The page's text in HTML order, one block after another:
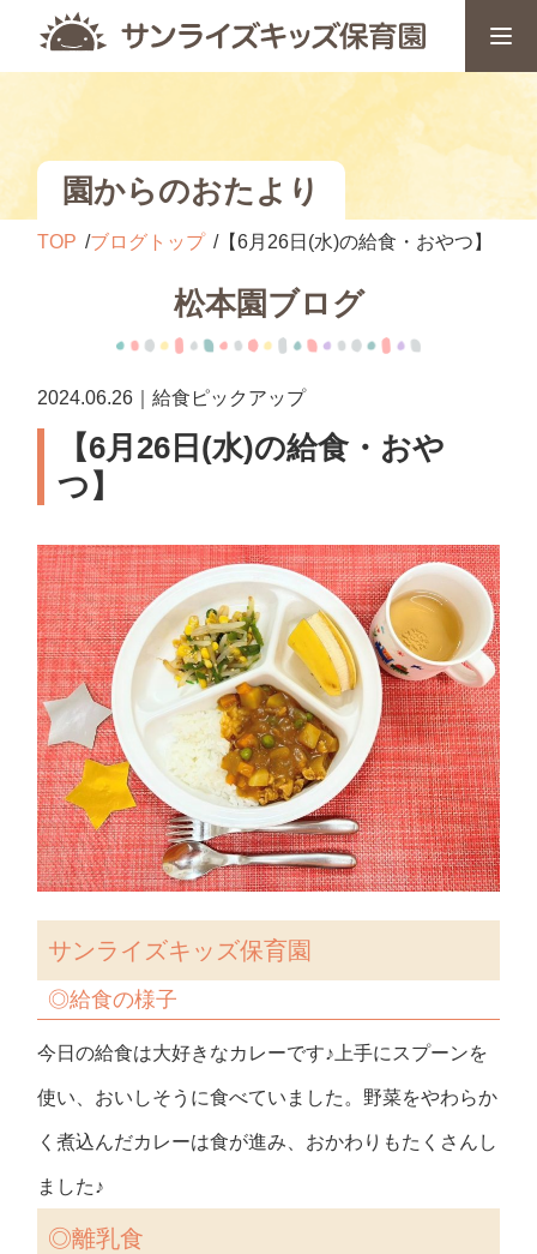
園からのおたより
TOP ブログトップ 【6月26日(水)の給食・おやつ】
松本園ブログ
2024.06.26｜給食ピックアップ
【6月26日(水)の給食・おや
つ】
サンライズキッズ保育園
◎給食の様子
今日の給食は大好きなカレーです♪上手にスプーンを
使い、おいしそうに食べていました。野菜をやわらか
く煮込んだカレーは食が進み、おかわりもたくさんし
ました♪
◎離乳食